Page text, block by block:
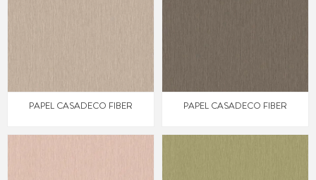
PAPEL CASADECO FIBER PAPEL CASADECO FIBER